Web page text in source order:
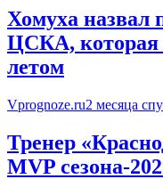
Хомуха назвал
ЦСКА, которая
летом
Vprognoze.ru2 месяца
Тренер
MVP сезона-